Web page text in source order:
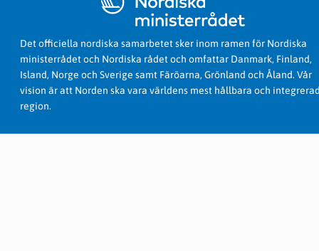
Det officiella nordiska samarbetet sker inom ramen för Nordiska
ministerrådet och Nordiska rådet och omfattar Danmark, Finland,
Island, Norge och Sverige samt Färöarna, Grönland och Åland. Vår
vision är att Norden ska vara världens mest hållbara och
region.